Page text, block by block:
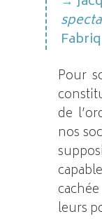
Pour
de
nos
leurs